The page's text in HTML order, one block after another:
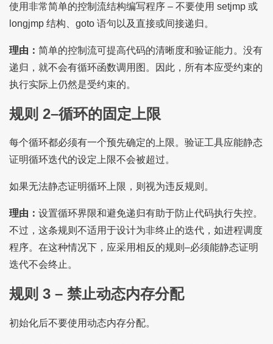
使用非常简单的控制流结构编写程序 – 不要使用 setjmp 或
longjmp 结构、goto 语句以及直接或间接递归。
理由： 简单的控制流可提高代码的清晰度和验证能力。没有
递归，就不会有循环函数调用图。因此，所有本应受约束的
执行实际上仍然是受约束的。
规则 2–循环的固定上限
每个循环都必须有一个预先确定的上限。验证工具应能静态
证明循环迭代的设定上限不会被超过。
如果无法静态证明循环上限，则视为违反规则。
理由： 设置循环界限和避免递归有助于防止代码执行失控。
不过，这条规则不适用于设计为非终止的迭代，如进程调度
程序。在这种情况下，应采用相反的规则–必须能静态证明
迭代不会终止。
规则 3 – 禁止动态内存分配
初始化后不要使用动态内存分配。